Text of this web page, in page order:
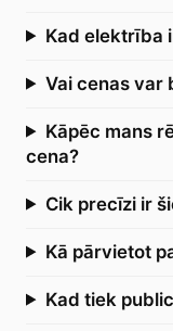
Kad elektrība
Vai cenas var
Kāpēc mans
cena?
Cik precīzi ir
Kā pārvietot
Kad tiek